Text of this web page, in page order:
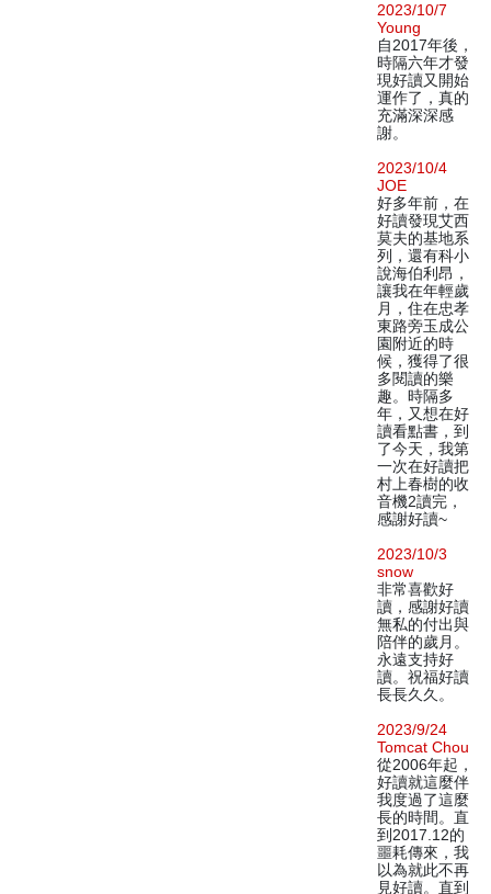
2023/10/7
Young
自2017年後，
時隔六年才發
現好讀又開始
運作了，真的
充滿深深感
謝。
2023/10/4
JOE
好多年前，在
好讀發現艾西
莫夫的基地系
列，還有科小
說海伯利昂，
讓我在年輕歲
月，住在忠孝
東路旁玉成公
園附近的時
候，獲得了很
多閱讀的樂
趣。時隔多
年，又想在好
讀看點書，到
了今天，我第
一次在好讀把
村上春樹的收
音機2讀完，
感謝好讀~
2023/10/3
snow
非常喜歡好
讀，感謝好讀
無私的付出與
陪伴的歲月。
永遠支持好
讀。祝福好讀
長長久久。
2023/9/24
Tomcat Chou
從2006年起，
好讀就這麼伴
我度過了這麼
長的時間。直
到2017.12的
噩耗傳來，我
以為就此不再
見好讀。直到